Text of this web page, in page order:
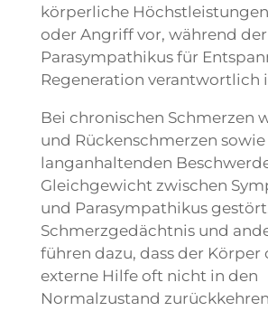
körperliche
oder Angriff vor, während der
Parasympathikus für
Regeneration verantwortlich
Bei chronischen Schmerzen
und Rückenschmerzen
langanhaltenden
Gleichgewicht zwischen
und Parasympathikus
Schmerzgedächtnis und
führen dazu, dass der Körper
externe Hilfe oft nicht in den
Normalzustand